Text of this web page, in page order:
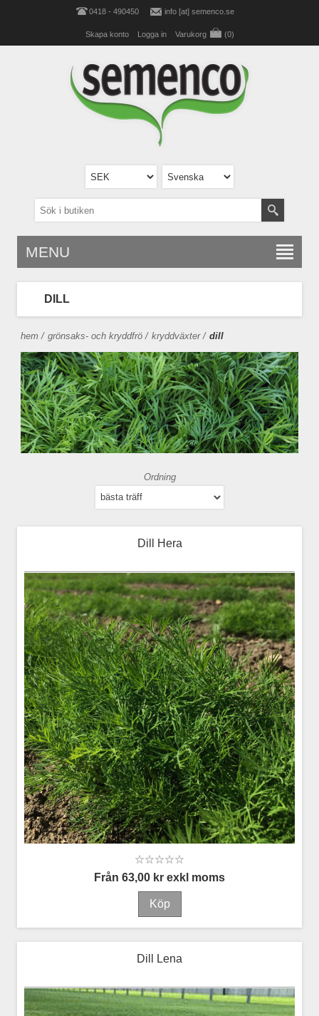
0418 - 490450 info [at] semenco.se
Skapa konto Logga in Varukorg (0)
MENU
DILL
hem / grönsaks- och kryddfrö / kryddväxter / dill
Ordning
Dill Hera
Från 63,00 kr exkl moms
Dill Lena